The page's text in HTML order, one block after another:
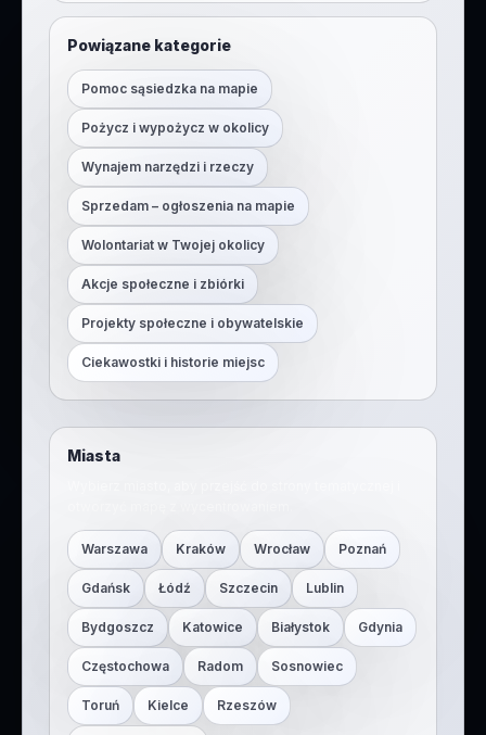
Powiązane kategorie
Pomoc sąsiedzka na mapie
Pożycz i wypożycz w okolicy
Wynajem narzędzi i rzeczy
Sprzedam – ogłoszenia na mapie
Wolontariat w Twojej okolicy
Akcje społeczne i zbiórki
Projekty społeczne i obywatelskie
Ciekawostki i historie miejsc
Miasta
Warszawa Kraków Wrocław Poznań
Gdańsk Łódź Szczecin Lublin
Bydgoszcz Katowice Białystok Gdynia
Częstochowa Radom Sosnowiec
Toruń Kielce Rzeszów